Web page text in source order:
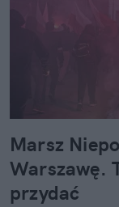
Marsz
Warszawę.
przydać